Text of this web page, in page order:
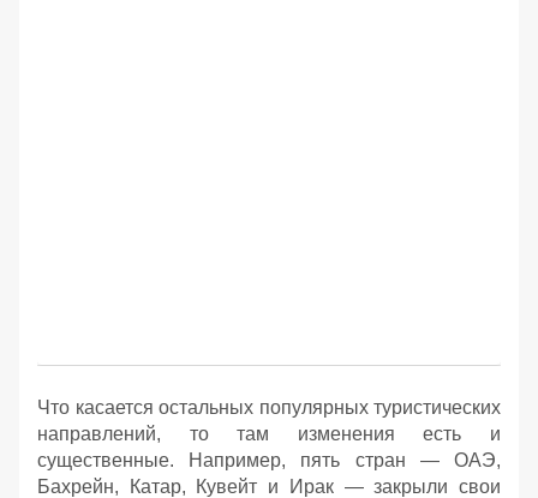
Что касается остальных популярных туристических
направлений, то там изменения есть и
существенные. Например, пять стран — ОАЭ,
Бахрейн, Катар, Кувейт и Ирак — закрыли свои